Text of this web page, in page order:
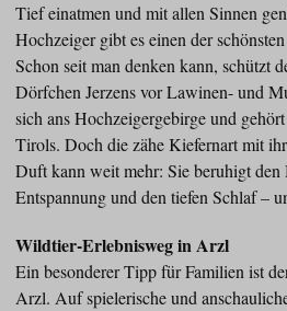
Tief einatmen und mit allen Sinnen
Hochzeiger gibt es einen der
Schon seit man denken kann, schützt
Dörfchen Jerzens vor Lawinen- und
sich ans Hochzeigergebirge und
Tirols. Doch die zähe Kiefernart mit
Duft kann weit mehr: Sie beruhigt den
Entspannung und den tiefen Schlaf –
Wildtier-Erlebnisweg in Arzl
Ein besonderer Tipp für Familien ist
Arzl. Auf spielerische und